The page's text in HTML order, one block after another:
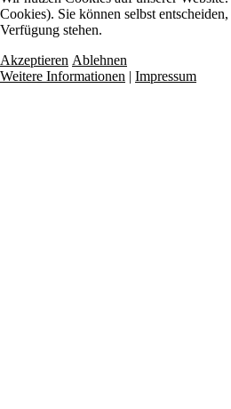
Cookies). Sie können selbst
Verfügung stehen.
Akzeptieren Ablehnen
Weitere Informationen | Impressum